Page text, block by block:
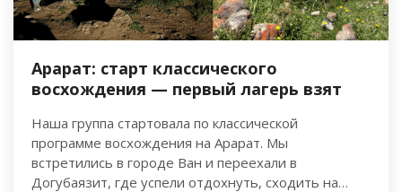
Арарат: старт классического
восхождения — первый лагерь взят
Наша группа стартовала по классической
программе восхождения на Арарат. Мы
встретились в городе Ван и переехали в
Догубаязит, где успели отдохнуть, сходить на